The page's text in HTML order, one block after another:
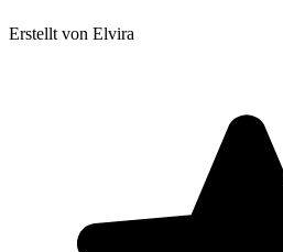
Erstellt von Elvira